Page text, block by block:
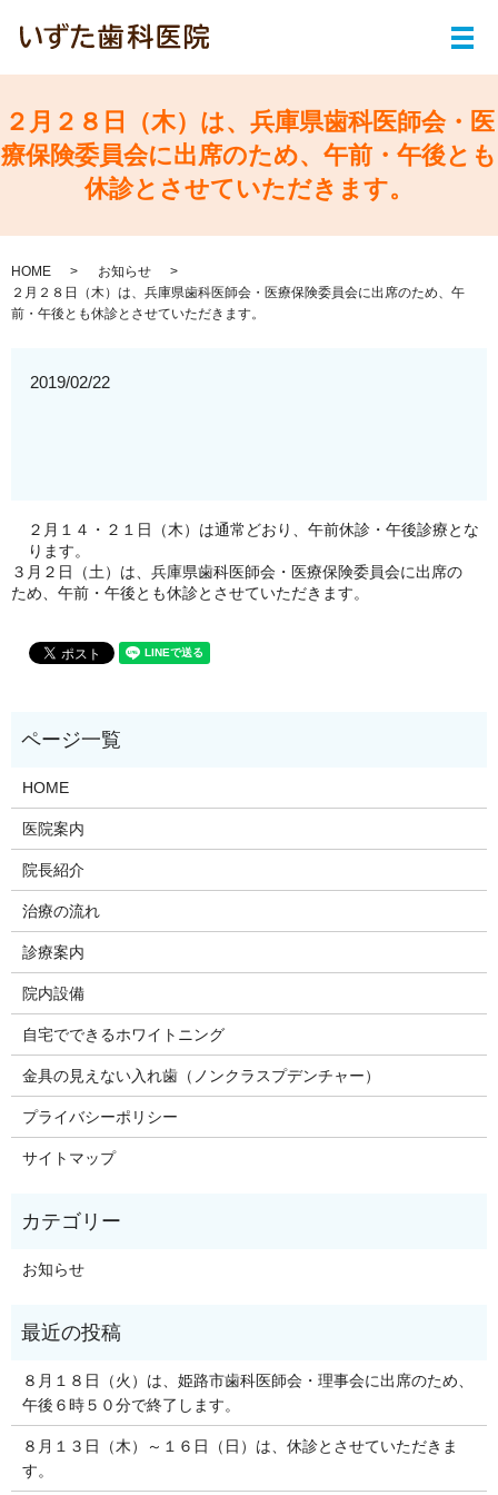
メ
２月２８日（木）は、兵庫県歯科医師会・医
療保険委員会に出席のため、午前・午後とも
休診とさせていただきます。
HOME
お知らせ
２月２８日（木）は、兵庫県歯科医師会・医療保険委員会に出席のため、午
前・午後とも休診とさせていただきます。
2019/02/22
２月１４・２１日（木）は通常どおり、午前休診・午後診療とな
ります。
３月２日（土）は、兵庫県歯科医師会・医療保険委員会に出席の
ため、午前・午後とも休診とさせていただきます。
HOME
医院案内
院長紹介
治療の流れ
診療案内
院内設備
自宅でできるホワイトニング
金具の見えない入れ歯（ノンクラスプデンチャー）
プライバシーポリシー
サイトマップ
お知らせ
８月１８日（火）は、姫路市歯科医師会・理事会に出席のため、
午後６時５０分で終了します。
８月１３日（木）～１６日（日）は、休診とさせていただきま
す。